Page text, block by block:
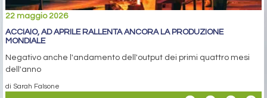
22 maggio 2026
ACCIAIO, AD APRILE RALLENTA ANCORA LA PRODUZIONE
MONDIALE
Negativo anche l'andamento dell'output dei primi quattro mesi
dell'anno
di Sarah Falsone